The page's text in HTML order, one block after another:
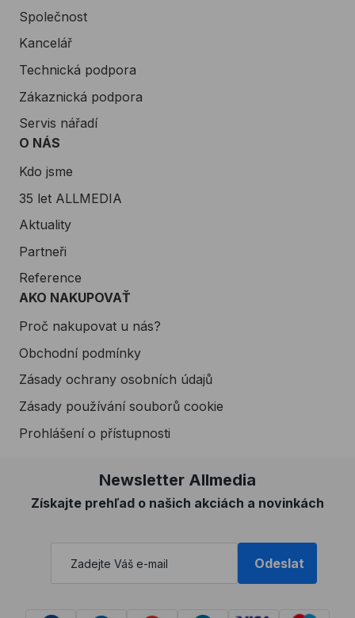
Společnost
Kancelář
Technická podpora
Zákaznická podpora
Servis nářadí
O NÁS
Kdo jsme
35 let ALLMEDIA
Aktuality
Partneři
Reference
AKO NAKUPOVAŤ
Proč nakupovat u nás?
Obchodní podmínky
Zásady ochrany osobních údajů
Zásady používání souborů cookie
Prohlášení o přístupnosti
Newsletter Allmedia
Získajte prehľad o našich akciách a novinkách
Odeslat